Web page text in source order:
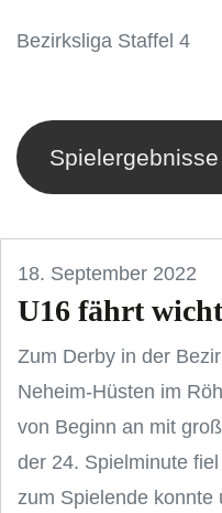
Bezirksliga Staffel 4
18. September 2022
U16 fährt
Zum Derby in der
Neheim-Hüsten im
von Beginn an mit
der 24. Spielminute
zum Spielende konnte